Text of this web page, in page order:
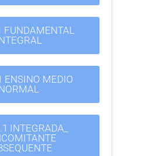
FUNDAMENTAL
ENSINO MEDIO
INTEGRADA_